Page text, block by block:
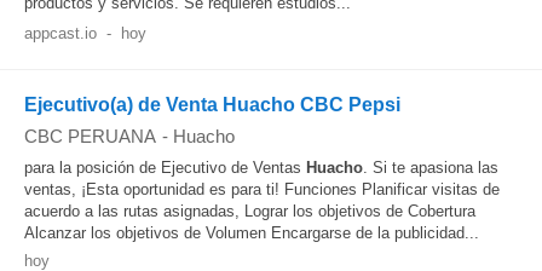
appcast.io - hoy
Ejecutivo(a) de Venta Huacho CBC Pepsi
CBC PERUANA - Huacho
para la posición de Ejecutivo de Ventas Huacho. Si te apasiona las
ventas, ¡Esta oportunidad es para ti! Funciones Planificar visitas de
acuerdo a las rutas asignadas, Lograr los objetivos de Cobertura
Alcanzar los objetivos de Volumen Encargarse de la publicidad...
hoy